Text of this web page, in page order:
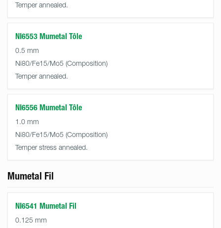
Temper annealed.
NI6553 Mumetal Tôle
0.5 mm
Ni80/Fe15/Mo5
Temper annealed.
NI6556 Mumetal Tôle
1.0 mm
Ni80/Fe15/Mo5
Temper stress annealed.
Mumetal Fil
NI6541 Mumetal Fil
0.125 mm